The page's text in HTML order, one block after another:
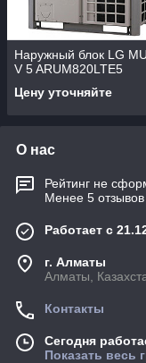
Наружный блок LG
V 5 ARUM820LTE5
Цену уточняйте
О нас
Рейтинг не
Менее 5
Работает с
г. Алматы
Алматы,
Контакты
Сегодня
Показать весь